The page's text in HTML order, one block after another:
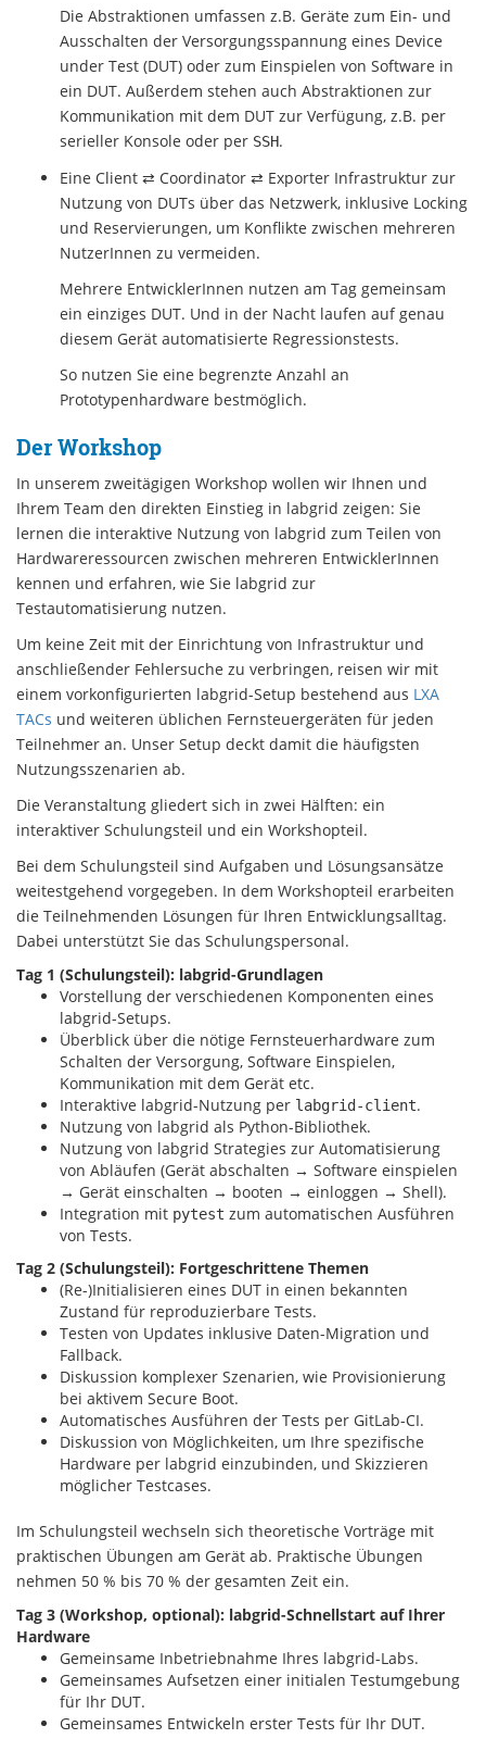
Die Abstraktionen umfassen z.B. Geräte zum Ein- und
Ausschalten der Versorgungsspannung eines Device
under Test (DUT) oder zum Einspielen von Software in
ein DUT. Außerdem stehen auch Abstraktionen zur
Kommunikation mit dem DUT zur Verfügung, z.B. per
serieller Konsole oder per SSH.
Eine Client ⇄ Coordinator ⇄ Exporter Infrastruktur zur
Nutzung von DUTs über das Netzwerk, inklusive Locking
und Reservierungen, um Konflikte zwischen mehreren
NutzerInnen zu vermeiden.
Mehrere EntwicklerInnen nutzen am Tag gemeinsam
ein einziges DUT. Und in der Nacht laufen auf genau
diesem Gerät automatisierte Regressionstests.
So nutzen Sie eine begrenzte Anzahl an
Prototypenhardware bestmöglich.
Der Workshop
In unserem zweitägigen Workshop wollen wir Ihnen und
Ihrem Team den direkten Einstieg in labgrid zeigen: Sie
lernen die interaktive Nutzung von labgrid zum Teilen von
Hardwareressourcen zwischen mehreren EntwicklerInnen
kennen und erfahren, wie Sie labgrid zur
Testautomatisierung nutzen.
Um keine Zeit mit der Einrichtung von Infrastruktur und
anschließender Fehlersuche zu verbringen, reisen wir mit
einem vorkonfigurierten labgrid-Setup bestehend aus LXA
TACs und weiteren üblichen Fernsteuergeräten für jeden
Teilnehmer an. Unser Setup deckt damit die häufigsten
Nutzungsszenarien ab.
Die Veranstaltung gliedert sich in zwei Hälften: ein
interaktiver Schulungsteil und ein Workshopteil.
Bei dem Schulungsteil sind Aufgaben und Lösungsansätze
weitestgehend vorgegeben. In dem Workshopteil erarbeiten
die Teilnehmenden Lösungen für Ihren Entwicklungsalltag.
Dabei unterstützt Sie das Schulungspersonal.
Tag 1 (Schulungsteil): labgrid-Grundlagen
Vorstellung der verschiedenen Komponenten eines
labgrid-Setups.
Überblick über die nötige Fernsteuerhardware zum
Schalten der Versorgung, Software Einspielen,
Kommunikation mit dem Gerät etc.
Interaktive labgrid-Nutzung per labgrid-client.
Nutzung von labgrid als Python-Bibliothek.
Nutzung von labgrid Strategies zur Automatisierung
von Abläufen (Gerät abschalten → Software einspielen
→ Gerät einschalten → booten → einloggen → Shell).
Integration mit pytest zum automatischen Ausführen
von Tests.
Tag 2 (Schulungsteil): Fortgeschrittene Themen
(Re-)Initialisieren eines DUT in einen bekannten
Zustand für reproduzierbare Tests.
Testen von Updates inklusive Daten-Migration und
Fallback.
Diskussion komplexer Szenarien, wie Provisionierung
bei aktivem Secure Boot.
Automatisches Ausführen der Tests per GitLab-CI.
Diskussion von Möglichkeiten, um Ihre spezifische
Hardware per labgrid einzubinden, und Skizzieren
möglicher Testcases.
Im Schulungsteil wechseln sich theoretische Vorträge mit
praktischen Übungen am Gerät ab. Praktische Übungen
nehmen 50 % bis 70 % der gesamten Zeit ein.
Tag 3 (Workshop, optional): labgrid-Schnellstart auf Ihrer
Hardware
Gemeinsame Inbetriebnahme Ihres labgrid-Labs.
Gemeinsames Aufsetzen einer initialen Testumgebung
für Ihr DUT.
Gemeinsames Entwickeln erster Tests für Ihr DUT.